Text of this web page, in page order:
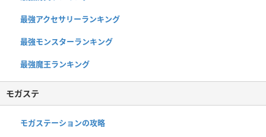
最強アクセサリーランキング
最強モンスターランキング
最強魔王ランキング
モガステ
モガステーションの攻略